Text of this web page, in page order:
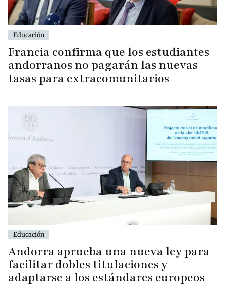
Educación
Francia confirma que los estudiantes
andorranos no pagarán las nuevas
tasas para extracomunitarios
Educación
Andorra aprueba una nueva ley para
facilitar dobles titulaciones y
adaptarse a los estándares europeos